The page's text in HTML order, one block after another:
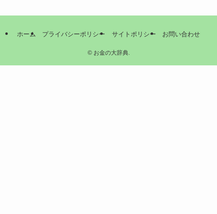
ホーム プライバシーポリシー サイトポリシー お問い合わせ
©お金の大辞典.